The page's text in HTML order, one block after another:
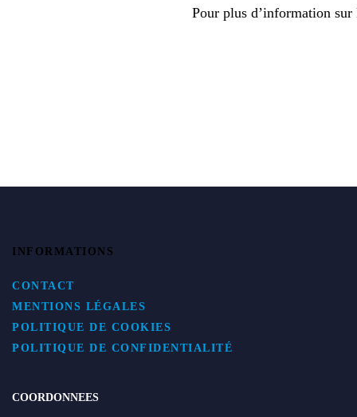
Pour plus d’information sur
INFORMATIONS
CONTACT
MENTIONS LÉGALES
POLITIQUE DE COOKIES
POLITIQUE DE CONFIDENTIALITÉ
COORDONNEES